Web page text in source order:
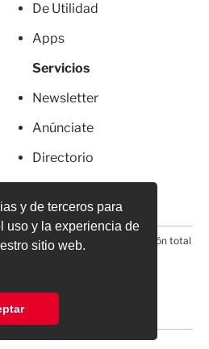
y de terceros para
uso y la experiencia de
sitio web.
De Utilidad
Apps
Servicios
Newsletter
Anúnciate
Directorio
Prohibida la reproducción total
cualquier medio electrónico*